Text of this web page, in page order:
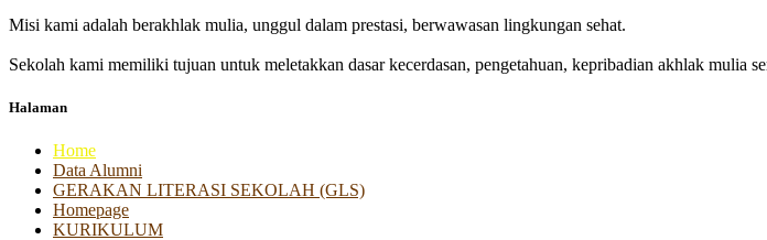
Misi kami adalah berakhlak mulia, unggul dalam prestasi, berwawasan lingkungan sehat.
Sekolah kami memiliki tujuan untuk meletakkan dasar kecerdasan, pengetahuan, kepribadian akhlak
Halaman
Home
Data Alumni
GERAKAN LITERASI SEKOLAH (GLS)
Homepage
KURIKULUM